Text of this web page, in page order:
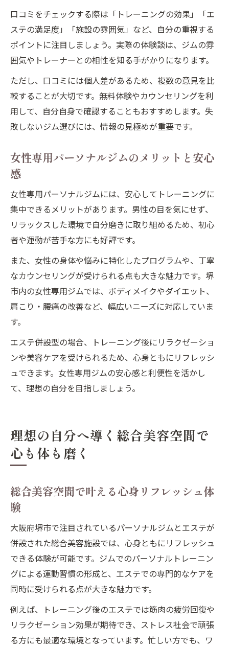
口コミをチェックする際は「トレーニングの効果」「エ
ステの満足度」「施設の雰囲気」など、自分の重視する
ポイントに注目しましょう。実際の体験談は、ジムの雰
囲気やトレーナーとの相性を知る手がかりになります。
ただし、口コミには個人差があるため、複数の意見を比
較することが大切です。無料体験やカウンセリングを利
用して、自分自身で確認することもおすすめします。失
敗しないジム選びには、情報の見極めが重要です。
女性専用パーソナルジムのメリットと安心
感
女性専用パーソナルジムには、安心してトレーニングに
集中できるメリットがあります。男性の目を気にせず、
リラックスした環境で自分磨きに取り組めるため、初心
者や運動が苦手な方にも好評です。
また、女性の身体や悩みに特化したプログラムや、丁寧
なカウンセリングが受けられる点も大きな魅力です。堺
市内の女性専用ジムでは、ボディメイクやダイエット、
肩こり・腰痛の改善など、幅広いニーズに対応していま
す。
エステ併設型の場合、トレーニング後にリラクゼーショ
ンや美容ケアを受けられるため、心身ともにリフレッシ
ュできます。女性専用ジムの安心感と利便性を活かし
て、理想の自分を目指しましょう。
理想の自分へ導く総合美容空間で
心も体も磨く
総合美容空間で叶える心身リフレッシュ体
験
大阪府堺市で注目されているパーソナルジムとエステが
併設された総合美容施設では、心身ともにリフレッシュ
できる体験が可能です。ジムでのパーソナルトレーニン
グによる運動習慣の形成と、エステでの専門的なケアを
同時に受けられる点が大きな魅力です。
例えば、トレーニング後のエステでは筋肉の疲労回復や
リラクゼーション効果が期待でき、ストレス社会で頑張
る方にも最適な環境となっています。忙しい方でも、ワ